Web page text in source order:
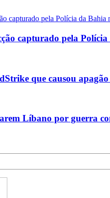
capturado pela
que causou
Líbano por guerra